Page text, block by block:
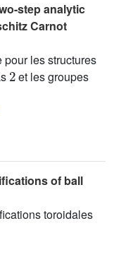
step analytic
Carnot
pour les structures
2
et les groupes
of ball
toroidales